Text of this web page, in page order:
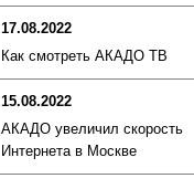
17.08.2022
Как смотреть АКАДО ТВ
15.08.2022
АКАДО увеличил скорость
Интернета в Москве